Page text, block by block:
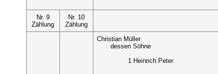
Nr. 9
Zählung
Nr. 10
Zählung
Christian Müller
dessen Söhne
1 Heinrich Peter